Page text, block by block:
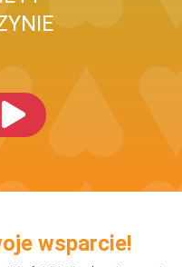
wsparcie!